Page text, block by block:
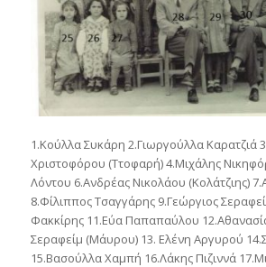
1.Κούλλα Συκάρη 2.Γιωργούλλα Καρατζιά
Χριστοφόρου (Ττοφαρή) 4.Μιχάλης
Λόντου 6.Ανδρέας Νικολάου (Κολάτζιης)
8.Φίλιππος Τσαγγάρης 9.Γεώργιος
Φακκίρης 11.Εύα Παπαπαύλου
Σεραφείμ (Μάυρου) 13. Ελένη Αργυρού
15.Βασούλλα Χαμπή 16.Λάκης Πιζιννά